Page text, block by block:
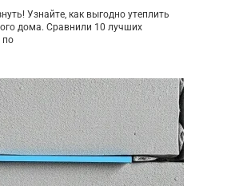
Узнайте, как выгодно утеплить
дома. Сравнили 10 лучших
по